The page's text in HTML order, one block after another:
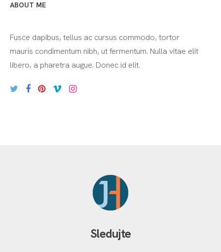
ABOUT ME
Fusce dapibus, tellus ac cursus commodo, tortor
mauris condimentum nibh, ut fermentum. Nulla vitae elit
libero, a pharetra augue. Donec id elit.
Sledujte